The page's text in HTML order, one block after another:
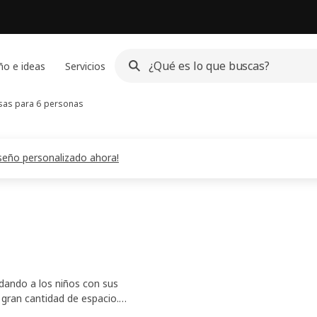
e ideas Servicios
para 6 personas
personalizado ahora!
a los niños con sus
cantidad de espacio.